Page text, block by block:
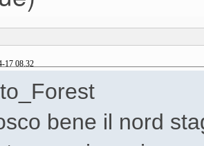
17 08.32
bene il nord